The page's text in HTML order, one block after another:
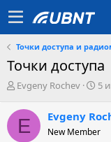
Точки доступа и
Точки доступа
А
т
о
р
Evgeny Rochev
Д
а
с
5
E Evgeny
New Member